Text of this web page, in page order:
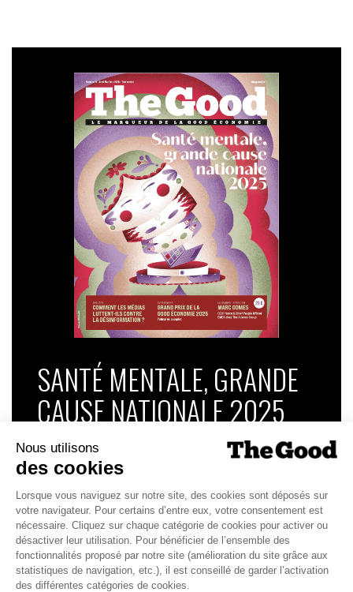
SANTÉ MENTALE, GRANDE
CAUSE NATIONALE 2025
Dans ce numéro, enquête : Comment les
médias luttent-ils contre la désinformation ? |
Palmarès complet du Grand Prix de la Good
Économie 2025 | La grande interview de Marc
Gomes, CEO France & Chief People Officer
EMEA chez The Adecco Group